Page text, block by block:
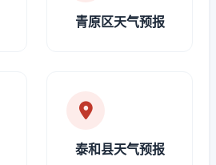
青原区天气预报
泰和县天气预报